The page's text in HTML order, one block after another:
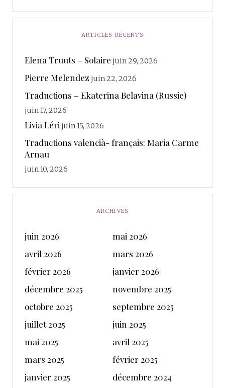
ARTICLES RÉCENTS
Elena Truuts – Solaire juin 29, 2026
Pierre Melendez juin 22, 2026
Traductions – Ekaterina Belavina (Russie)
juin 17, 2026
Livia Léri juin 15, 2026
Traductions valencià- français: Maria Carme
Arnau
juin 10, 2026
ARCHIVES
juin 2026
mai 2026
avril 2026
mars 2026
février 2026
janvier 2026
décembre 2025
novembre 2025
octobre 2025
septembre 2025
juillet 2025
juin 2025
mai 2025
avril 2025
mars 2025
février 2025
janvier 2025
décembre 2024